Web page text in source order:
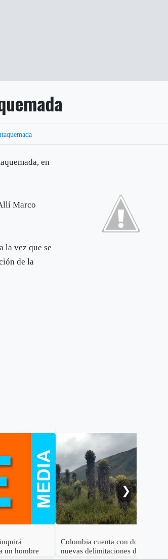
en
Marco
la vez que se
de la
un hombre
Colombia cuenta con dos
nuevas delimitaciones de
❯